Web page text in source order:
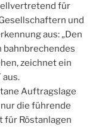
für
und
aus: „Den
bahnbrechendes
zeichnet ein
aus.
Auftragslage
die führende
für Röstanlagen